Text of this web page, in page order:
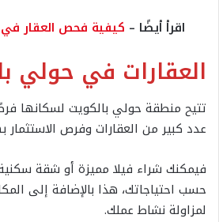
اقرأ أيضًا – كيفية فحص العقار
العقارات في حولي
تتيح منطقة حولي بالكويت لسكانها
عدد كبير من العقارات وفرص الاستثمار
فيمكنك شراء فيلا مميزة أو شقة
حسب احتياجاتك، هذا بالإضافة إلى
لمزاولة نشاط عملك.